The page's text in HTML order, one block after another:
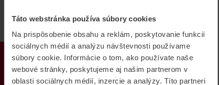
Táto webstránka používa súbory cookies
Na prispôsobenie obsahu a reklám, poskytovanie funkcií
sociálnych médií a analýzu návštevnosti používame
súbory cookie. Informácie o tom, ako používate naše
webové stránky, poskytujeme aj našim partnerom v
oblasti sociálnych médií, inzercie a analýzy. Títo partneri
PRODUKTY
FAA-500-TR-P